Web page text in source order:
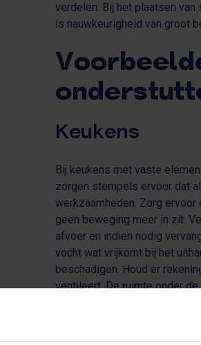
verdelen. Bij het plaatsen
is nauwkeurigheid van groot
Keukens
Bij keukens met vaste
zorgen stempels ervoor dat
werkzaamheden. Zorg
geen beweging meer in zit.
afvoer en indien nodig
vocht wat vrijkomt bij het
beschadigen. Houd er
ventileert. De ruimte onder